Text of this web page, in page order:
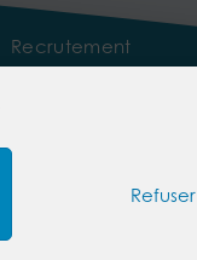
Refuser
Recrutement